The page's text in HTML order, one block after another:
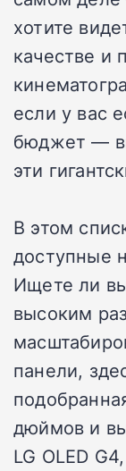
хотите
качестве и
если у вас
бюджет —
эти
В этом
доступные
Ищете ли
высоким
панели,
дюймов и
LG OLED